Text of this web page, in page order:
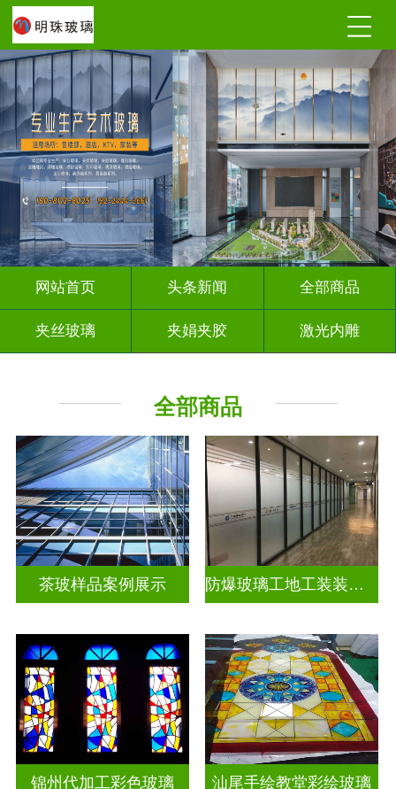
网站首页 头条新闻 全部商品
夹丝玻璃 夹娟夹胶 激光内雕
工程玻璃
全部商品
茶玻样品案例展示 防爆玻璃工地工装装饰玻璃
锦州代加工彩色玻璃 汕尾手绘教堂彩绘玻璃